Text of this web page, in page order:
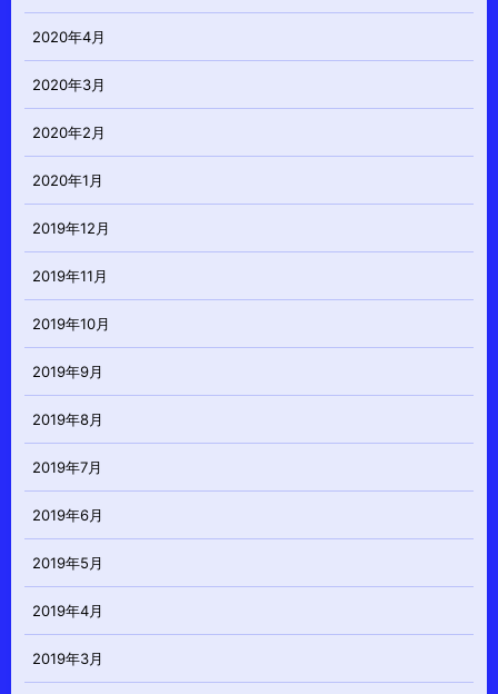
2020年4月
2020年3月
2020年2月
2020年1月
2019年12月
2019年11月
2019年10月
2019年9月
2019年8月
2019年7月
2019年6月
2019年5月
2019年4月
2019年3月